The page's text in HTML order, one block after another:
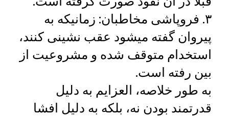
۳. فروپاشی مخاطبان: زمانیکه به
پیروان گفته میشود عقب ‌نشینی کنند،
استخدام متوقف شده و مشروعیت از
بین رفته است.
به طور خلاصه، العزایم به دلیل
قدرتمند بودن نه، بلکه به دلیل افشا